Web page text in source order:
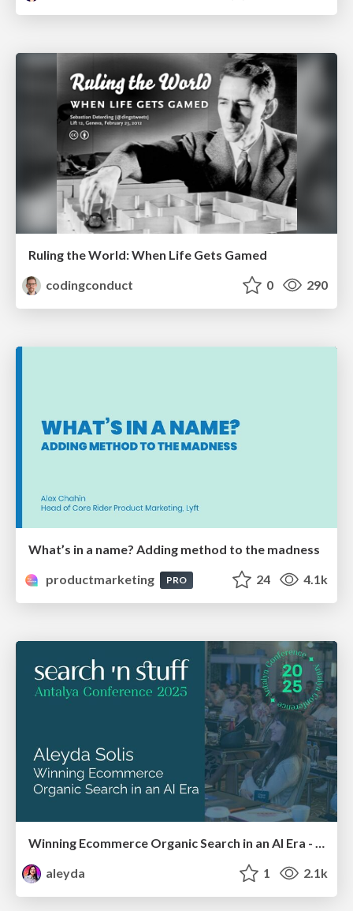
Ruling the World: When Life Gets Gamed
codingconduct
0 290
What’s in a name? Adding method to the madness
productmarketing
PRO 24 4.1k
Winning Ecommerce Organic Search in an AI Era - #searchnstuff2025
aleyda
1 2.1k